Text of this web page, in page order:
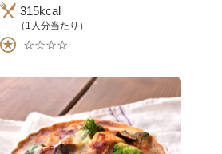
315kcal
（1人分当たり）
☆☆☆☆